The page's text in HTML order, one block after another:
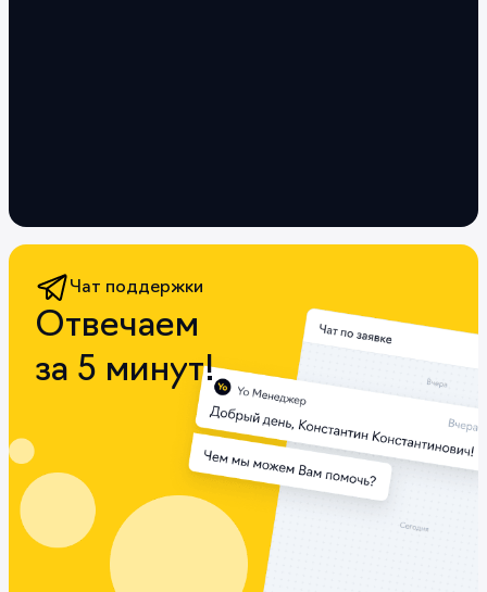
Чат поддержки
Отвечаем
за 5 минут!